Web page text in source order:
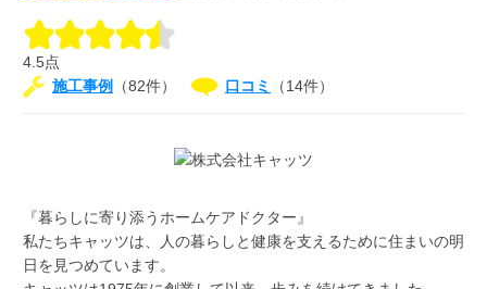
4.5点
施工事例
（82件） 口コミ （14件）
『暮らしに寄り添うホームケアドクター』
私たちキャッツは、人の暮らしと健康を支えるために住まいの明
日を見つめています。